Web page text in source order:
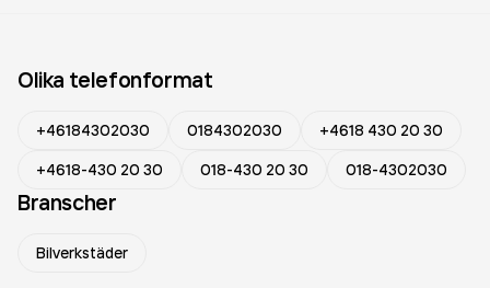
Olika telefonformat
+46184302030 0184302030
+4618 430 20 30
+4618-430 20 30
018-430 20 30 018-4302030
Branscher
Bilverkstäder